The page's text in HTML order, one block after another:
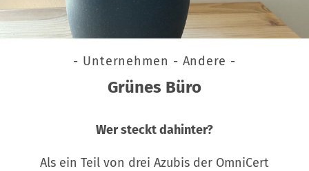
- Unternehmen - Andere -
Grünes Büro
Wer steckt dahinter?
Als ein Teil von drei Azubis der OmniCert